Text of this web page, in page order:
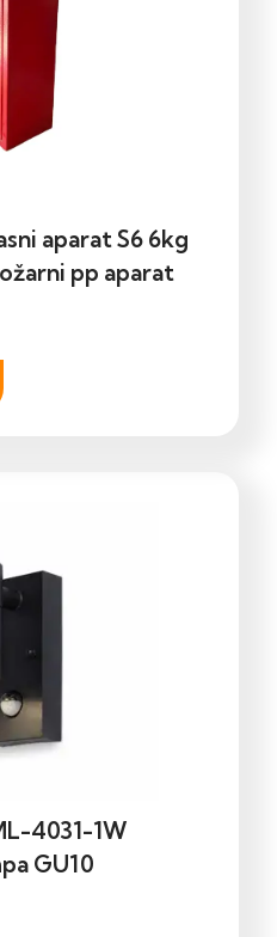
aparat S6 6kg
pp aparat
4031-1W
GU10